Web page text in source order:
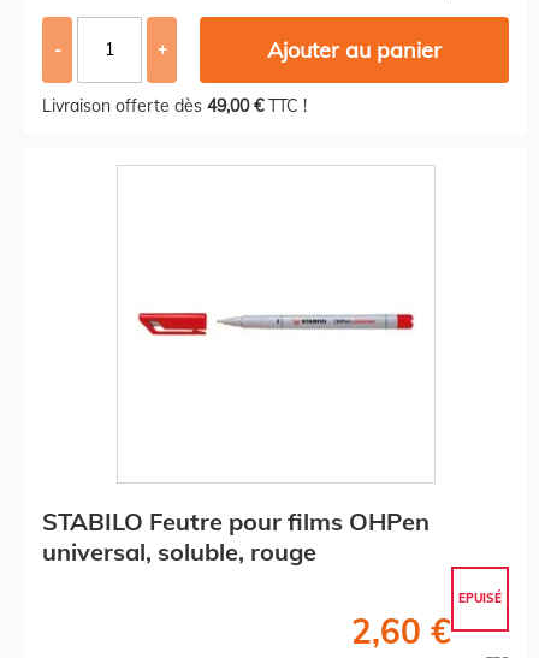
- + Ajouter au panier
Livraison offerte dès 49,00 €TTC !
STABILO Feutre pour films OHPen
universal, soluble, rouge
EPUISÉ
2,60 €